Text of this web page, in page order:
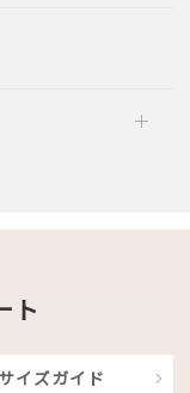
ト
サイズガイド